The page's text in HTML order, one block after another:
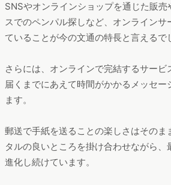
SNSやオンラインショップを通じた販
スでのペンパル探しなど、オンラインサ
ていることが今の文通の特長と言えるで
さらには、オンラインで完結するサービ
届くまでにあえて時間がかかるメッセー
ます。
郵送で手紙を送ることの楽しさはそのま
タルの良いところを掛け合わせながら、
進化し続けています。